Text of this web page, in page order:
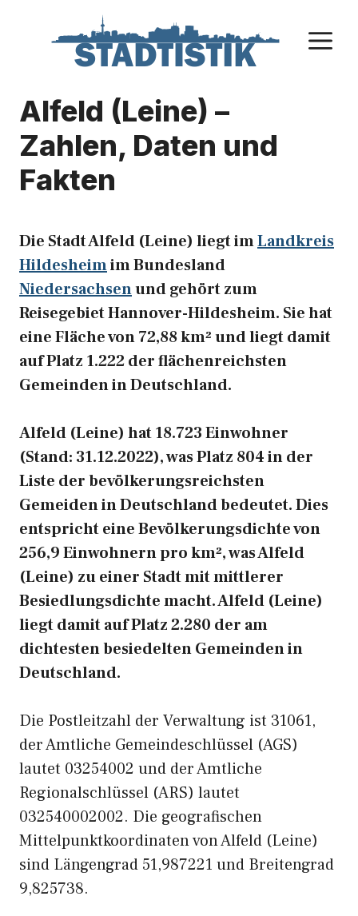
Alfeld (Leine) –
Zahlen, Daten und
Fakten
Die Stadt Alfeld (Leine) liegt imLandkreis
Hildesheimim Bundesland
Niedersachsenund gehört zum
Reisegebiet Hannover-Hildesheim. Sie hat
eine Fläche von 72,88 km² und liegt damit
auf Platz 1.222 der flächenreichsten
Gemeinden in Deutschland.
Alfeld (Leine) hat 18.723 Einwohner
(Stand: 31.12.2022), was Platz 804 in der
Liste der bevölkerungsreichsten
Gemeiden in Deutschland bedeutet. Dies
entspricht eine Bevölkerungsdichte von
256,9 Einwohnern pro km², was Alfeld
(Leine) zu einer Stadt mit mittlerer
Besiedlungsdichte macht. Alfeld (Leine)
liegt damit auf Platz 2.280 der am
dichtesten besiedelten Gemeinden in
Deutschland.
Die Postleitzahl der Verwaltung ist 31061,
der Amtliche Gemeindeschlüssel (AGS)
lautet 03254002 und der Amtliche
Regionalschlüssel (ARS) lautet
032540002002. Die geografischen
Mittelpunktkoordinaten von Alfeld (Leine)
sind Längengrad 51,987221 und Breitengrad
9,825738.